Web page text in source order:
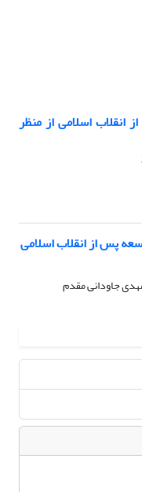
انقلاب اسلامی از منظر
پس از انقلاب اسلامی
جاودانی مقدم